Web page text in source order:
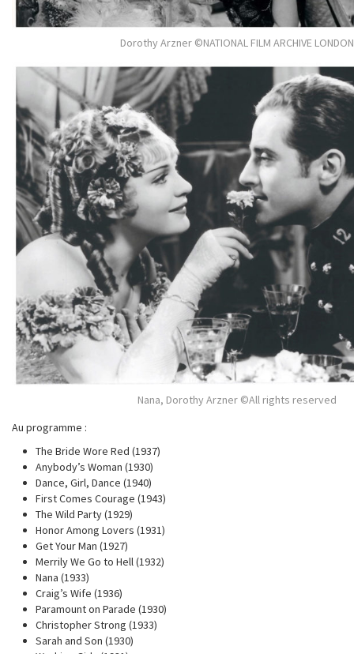
Dorothy Arzner ©NATIONAL FILM ARCHIVE LONDON
Nana, Dorothy Arzner ©All rights reserved
Au programme :
The Bride Wore Red (1937)
Anybody’s Woman (1930)
Dance, Girl, Dance (1940)
First Comes Courage (1943)
The Wild Party (1929)
Honor Among Lovers (1931)
Get Your Man (1927)
Merrily We Go to Hell (1932)
Nana (1933)
Craig’s Wife (1936)
Paramount on Parade (1930)
Christopher Strong (1933)
Sarah and Son (1930)